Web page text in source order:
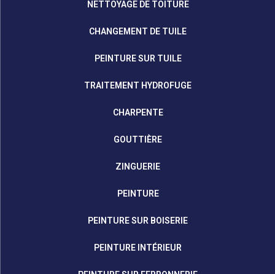
NETTOYAGE DE TOITURE
CHANGEMENT DE TUILE
PEINTURE SUR TUILE
TRAITEMENT HYDROFUGE
CHARPENTE
GOUTTIÈRE
ZINGUERIE
PEINTURE
PEINTURE SUR BOISERIE
PEINTURE INTÉRIEUR